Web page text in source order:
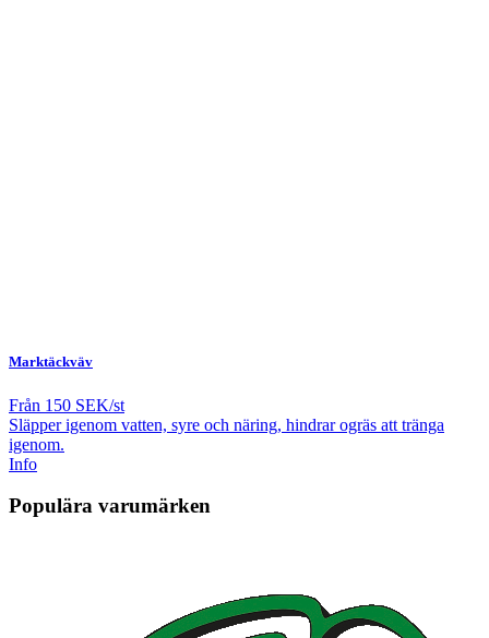
Marktäckväv
Från 150 SEK/st
Släpper igenom vatten, syre och näring, hindrar ogräs att tränga
igenom.
Info
Populära varumärken